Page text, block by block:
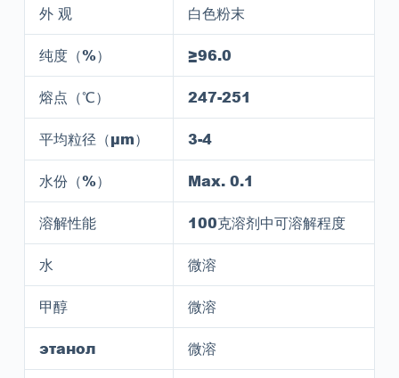
外 观 白色粉末
纯度（%） ≥96.0
熔点（℃） 247-251
平均粒径（μm） 3-4
水份（%） Max. 0.1
溶解性能 100克溶剂中可溶解程度
水 微溶
甲醇 微溶
этанол 微溶